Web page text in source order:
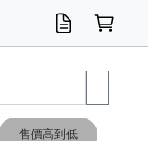
米/糙米
食用油
包麵
魚罐
初一十五拜拜懶
餅乾
糖果/蜜餞/果凍
茶飲料
雞精/飲品
奶粉
綠茶
即溶咖啡
沐浴乳
洗髮/護髮
牙 刷
潔顏產品
臉部保養
鍋具/餐具
掃除/清潔用具
寢具/家具
寵物食品
抽取衛生紙/濕巾
洗衣精
廚房/餐具清潔
衛生棉
箱購免運區
料理鍋具
除濕/清淨機
除塵家電
電腦周邊
文具用品
機車/腳踏車百貨
戶外/休閒用品
服飾內著
生鮮食品
食品免運
季節活動
售價高到低